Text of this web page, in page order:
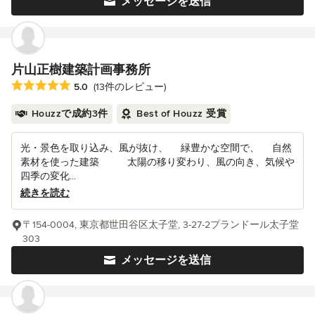
片山正樹建築計画事務所
平均評価：5つ星中 星5
5.0 (13件のレビュー)
Houzzで成約3件 Best of Houzz 受賞
光・景色を取り込み、風が抜け、 緑豊かな空間で、 自然
素材を使った建築 太陽の移り変わり、風の向き、気候や
四季の変化...
続きを読む
メッセージを送信
〒154-0004, 東京都世田谷区太子堂, 3-27-2プランドール太子堂
303